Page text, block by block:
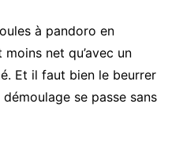
à pandoro en
net qu’avec un
Et il faut bien le beurrer
se passe sans